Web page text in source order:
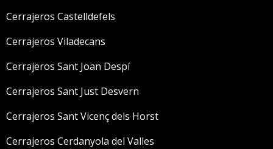
Cerrajeros Castelldefels
Cerrajeros Viladecans
Cerrajeros Sant Joan Despí
Cerrajeros Sant Just Desvern
Cerrajeros Sant Vicenç dels Horst
Cerrajeros Cerdanyola del Valles